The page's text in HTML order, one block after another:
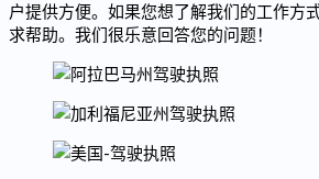
户提供方便。如果您想了解我们的工作方
求帮助。我们很乐意回答您的问题！